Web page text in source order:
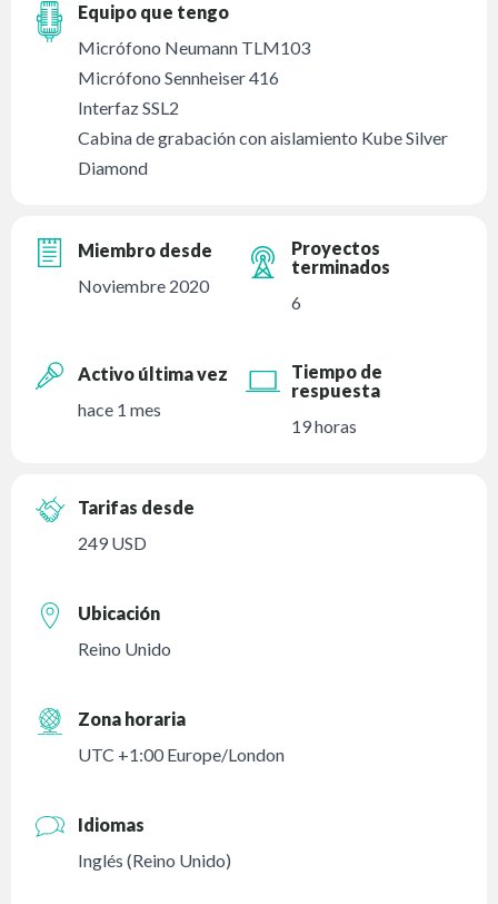
Equipo que tengo
Micrófono Neumann TLM103
Micrófono Sennheiser 416
Interfaz SSL2
Cabina de grabación con aislamiento Kube Silver
Diamond
Miembro desde
Noviembre 2020
Proyectos
terminados
6
Activo última vez
hace 1 mes
Tiempo de
respuesta
19 horas
Tarifas desde
249 USD
Ubicación
Reino Unido
Zona horaria
UTC +1:00 Europe/London
Idiomas
Inglés (Reino Unido)